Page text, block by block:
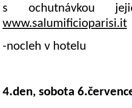
s ochutnávkou
www.salumificioparisi.it
-nocleh v hotelu
4.den, sobota